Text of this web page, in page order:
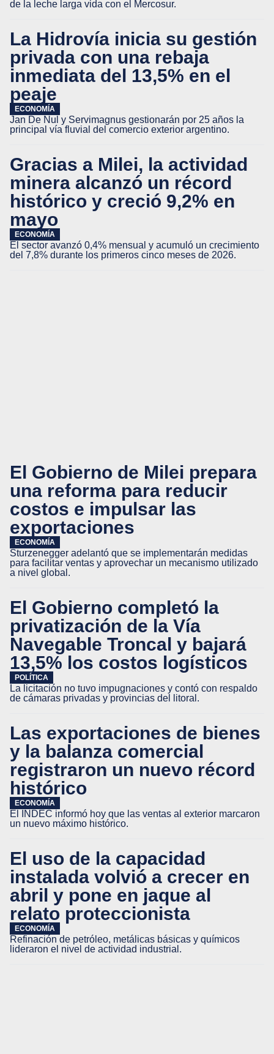
de la leche larga vida con el Mercosur.
La Hidrovía inicia su gestión
privada con una rebaja
inmediata del 13,5% en el
peaje
ECONOMÍA
Jan De Nul y Servimagnus gestionarán por 25 años la
principal vía fluvial del comercio exterior argentino.
Gracias a Milei, la actividad
minera alcanzó un récord
histórico y creció 9,2% en
mayo
ECONOMÍA
El sector avanzó 0,4% mensual y acumuló un crecimiento
del 7,8% durante los primeros cinco meses de 2026.
El Gobierno de Milei prepara
una reforma para reducir
costos e impulsar las
exportaciones
ECONOMÍA
Sturzenegger adelantó que se implementarán medidas
para facilitar ventas y aprovechar un mecanismo utilizado
a nivel global.
El Gobierno completó la
privatización de la Vía
Navegable Troncal y bajará
13,5% los costos logísticos
POLÍTICA
La licitación no tuvo impugnaciones y contó con respaldo
de cámaras privadas y provincias del litoral.
Las exportaciones de bienes
y la balanza comercial
registraron un nuevo récord
histórico
ECONOMÍA
El INDEC informó hoy que las ventas al exterior marcaron
un nuevo máximo histórico.
El uso de la capacidad
instalada volvió a crecer en
abril y pone en jaque al
relato proteccionista
ECONOMÍA
Refinación de petróleo, metálicas básicas y químicos
lideraron el nivel de actividad industrial.